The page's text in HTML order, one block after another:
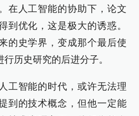
在人工智能的协助下，论文
到优化，这是极大的诱惑。
的史学界，变成那个最后使
历史研究的后进分子。
工智能的时代，或许无法理
到的技术概念，但他一定能